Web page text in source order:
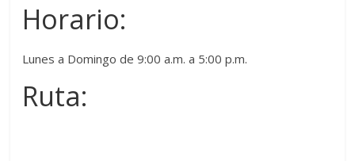
Horario:
Lunes a Domingo de 9:00 a.m. a 5:00 p.m.
Ruta: